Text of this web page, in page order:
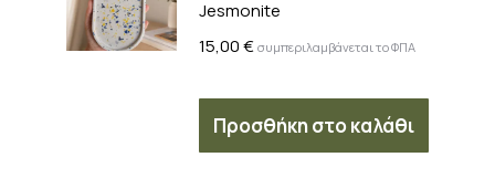
Jesmonite
15,00€ συμπεριλαμβάνεται το ΦΠΑ
Προσθήκη στο καλάθι